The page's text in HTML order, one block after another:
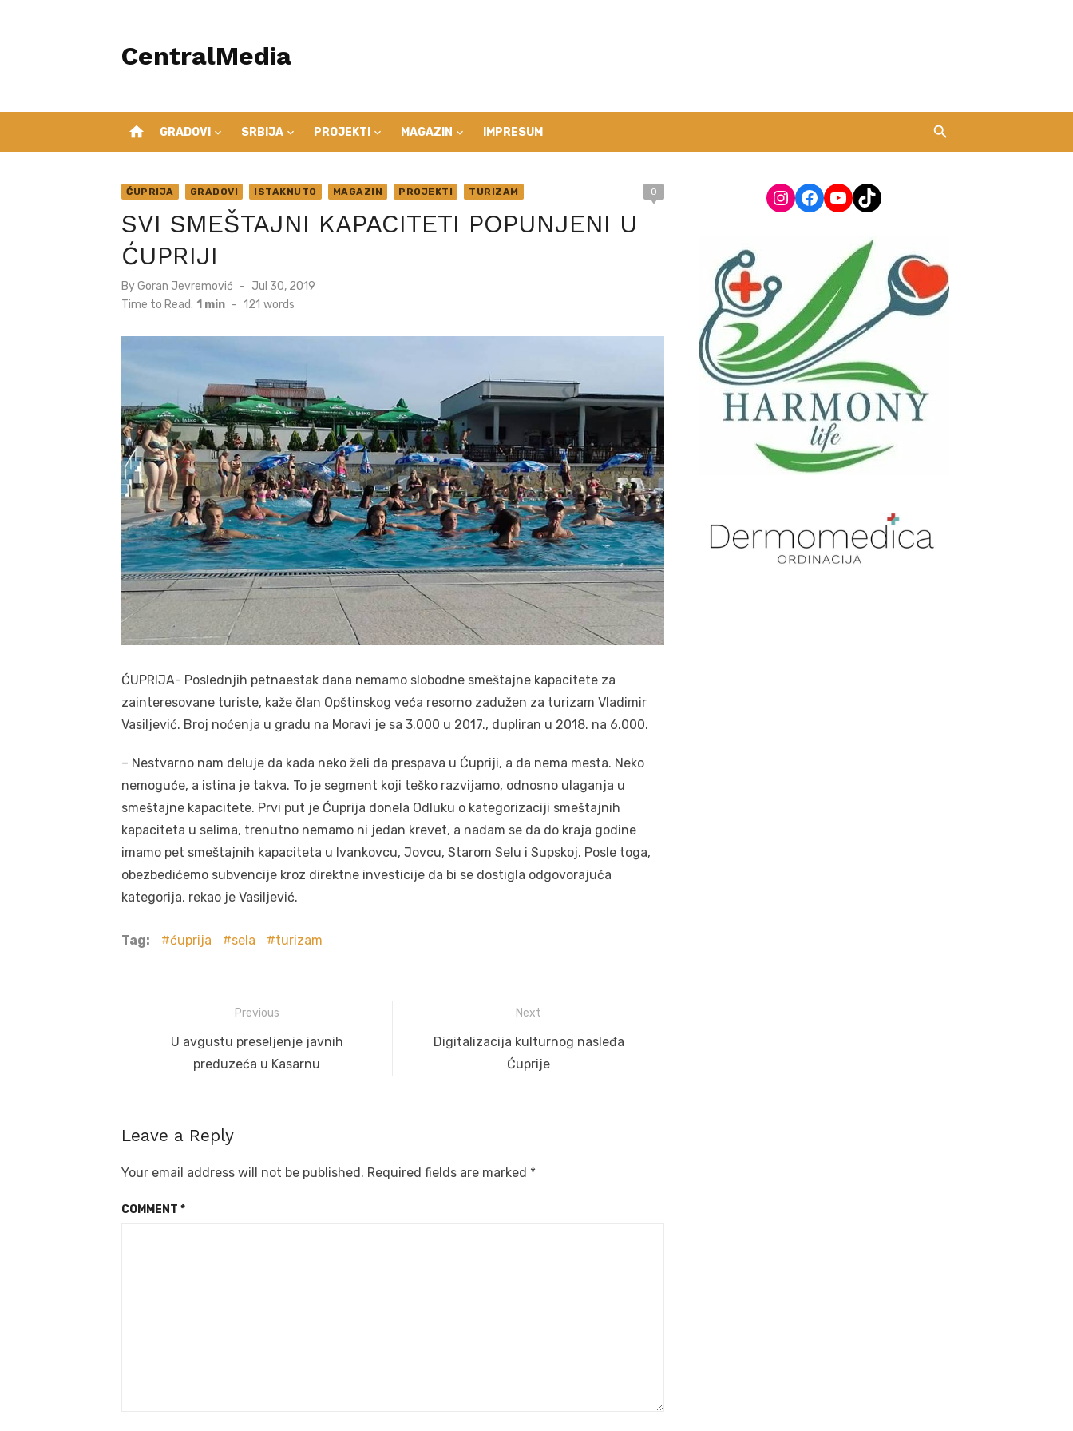
CentralMedia
home GRADOVI SRBIJA PROJEKTI MAGAZIN IMPRESUM
ĆUPRIJA GRADOVI ISTAKNUTO MAGAZIN PROJEKTI TURIZAM 0
SVI SMEŠTAJNI KAPACITETI POPUNJENI U
ĆUPRIJI
ByGoran Jevremović
Posted
on
Jul 30, 2019
Time to Read: 1 min - 121 words
ĆUPRIJA- Poslednjih petnaestak dana nemamo slobodne smeštajne kapacitete za
zainteresovane turiste, kaže član Opštinskog veća resorno zadužen za turizam Vladimir
Vasiljević. Broj noćenja u gradu na Moravi je sa 3.000 u 2017., dupliran u 2018. na 6.000.
– Nestvarno nam deluje da kada neko želi da prespava u Ćupriji, a da nema mesta. Neko
nemoguće, a istina je takva. To je segment koji teško razvijamo, odnosno ulaganja u
smeštajne kapacitete. Prvi put je Ćuprija donela Odluku o kategorizaciji smeštajnih
kapaciteta u selima, trenutno nemamo ni jedan krevet, a nadam se da do kraja godine
imamo pet smeštajnih kapaciteta u Ivankovcu, Jovcu, Starom Selu i Supskoj. Posle toga,
obezbedićemo subvencije kroz direktne investicije da bi se dostigla odgovorajuća
kategorija, rekao je Vasiljević.
Tag: ćuprija sela turizam
navigation
Previous
Previous
U avgustu preseljenje javnih
preduzeća u Kasarnu
Next
Next
Digitalizacija kulturnog nasleđa
Ćuprije
Leave a Reply
Your email address will not be published. Required fields are marked *
COMMENT *
Instagram
Facebook
YouTube
TikTok